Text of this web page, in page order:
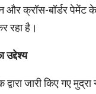
और क्रॉस-बॉर्डर पेमेंट
रहा है।
उद्देश्‍य
जारी किए गए